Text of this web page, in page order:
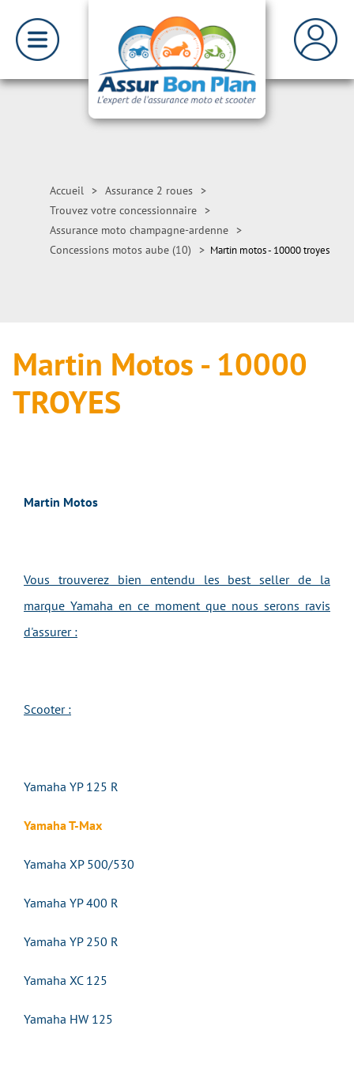
Accueil > Assurance 2 roues >
Trouvez votre concessionnaire >
Assurance moto champagne-ardenne >
Concessions motos aube (10)
> Martin motos - 10000 troyes
Martin Motos - 10000
TROYES
Martin Motos
Vous trouverez bien entendu les best seller de la
marque Yamaha en ce moment que nous serons ravis
d'assurer :
Scooter :
Yamaha YP 125 R
Yamaha T-Max
Yamaha XP 500/530
Yamaha YP 400 R
Yamaha YP 250 R
Yamaha XC 125
Yamaha HW 125